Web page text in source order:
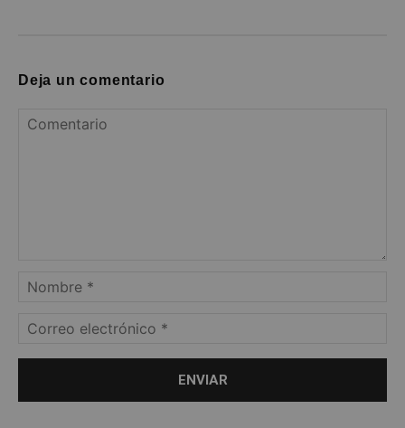
Deja un comentario